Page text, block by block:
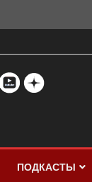
ПОДКАСТЫ